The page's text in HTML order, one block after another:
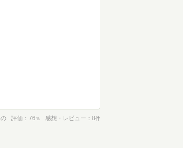
の 評価 76 ％ 感想・レビュー 8件